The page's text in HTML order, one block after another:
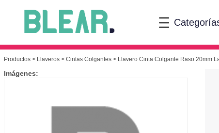
Productos > Llaveros > Cintas Colgantes > Llavero Cinta Colgante Raso 20mm
Imágenes: